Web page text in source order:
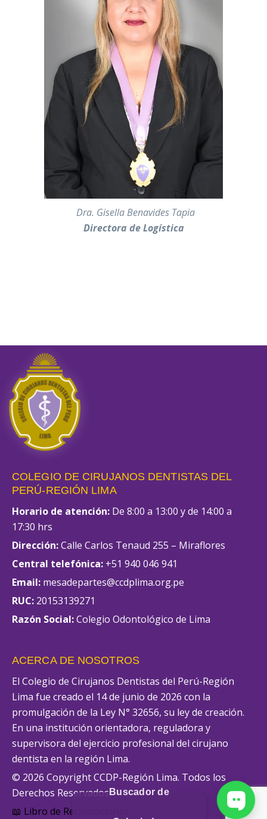
Buscador de
Dra. Gisella Benavides Tapia
Directora de Logística
COLEGIO DE CIRUJANOS DENTISTAS DEL
PERÚ-REGIÓN LIMA
Horario de atención: De 8:00 a 13:00 y de 14:00 a
17:30 hrs
Dirección:Calle Carlos Tenaud 255 – Miraflores
Central telefónica: +51 940 046 941
Email: mesadepartes@ccdplima.org.pe
RUC: 20153139271
Razón Social:Colegio Odontológico de Lima
ACERCA DE NOSOTROS
El Colegio de Cirujanos Dentistas del Perú-Región
Lima fue creado el 14 de junio de 2026 con la
promulgación de la Ley N° 32656, su ley de creación.
En una institución orientadora, reguladora y
supervisora del ejercicio profesional del cirujano
dentista en la región Lima.
© 2026 Copyright CCDP-Región Lima. Todos los
Derechos Reservados
📖 Libro de Reclamaciones